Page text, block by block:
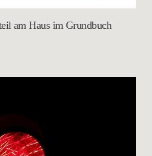
am Haus im Grundbuch